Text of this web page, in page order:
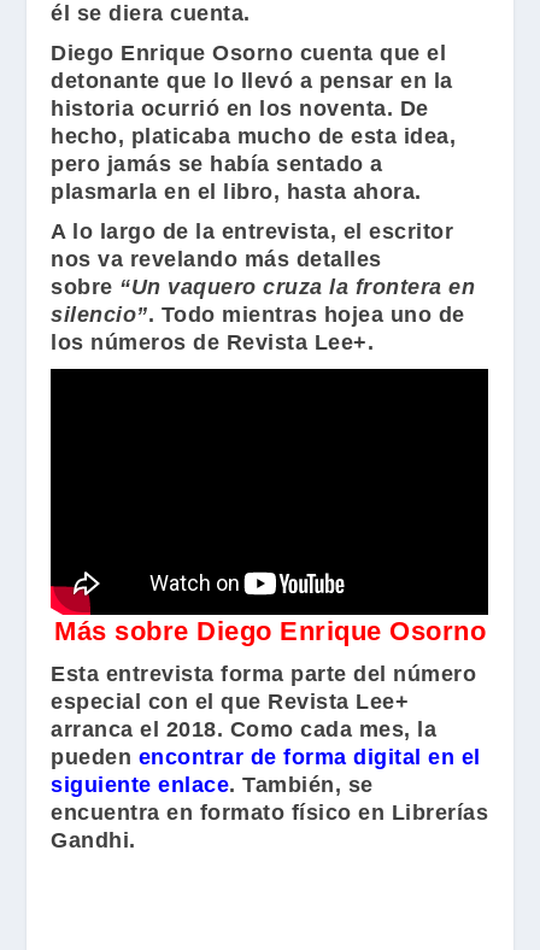
él se diera cuenta.
Diego Enrique Osorno cuenta que el
detonante que lo llevó a pensar en la
historia ocurrió en los noventa. De
hecho, platicaba mucho de esta idea,
pero jamás se había sentado a
plasmarla en el libro, hasta ahora.
A lo largo de la entrevista, el escritor
nos va revelando más detalles
sobre “Un vaquero cruza la frontera en
silencio”. Todo mientras hojea uno de
los números de Revista Lee+.
Más sobre Diego Enrique Osorno
Esta entrevista forma parte del número
especial con el que Revista Lee+
arranca el 2018. Como cada mes, la
pueden encontrar de forma digital en el
siguiente enlace. También, se
encuentra en formato físico en Librerías
Gandhi.